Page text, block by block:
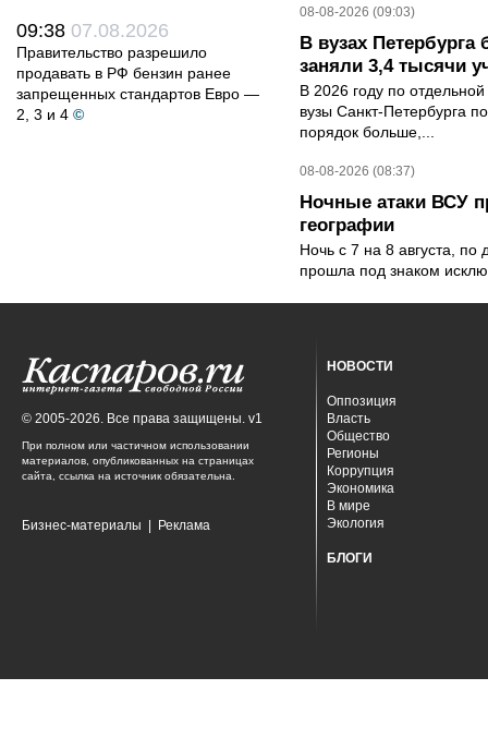
09:38 07.08.2026
Правительство разрешило
продавать в РФ бензин ранее
запрещенных стандартов Евро —
2, 3 и 4 ©
08-08-2026 (09:03)
В вузах
заняли 3,4 тысячи
В 2026 году по
вузы Санкт-Петербурга
порядок больше,...
08-08-2026 (08:37)
Ночные атаки ВСУ
географии
Ночь с 7 на 8 августа,
прошла под знаком
© 2005-2026. Все права защищены. v1
При полном или частичном использовании
материалов, опубликованных на страницах
сайта, ссылка на источник обязательна.
Бизнес-материалы Реклама
НОВОСТИ
Оппозиция
Власть
Общество
Регионы
Коррупция
Экономика
В мире
Экология
БЛОГИ